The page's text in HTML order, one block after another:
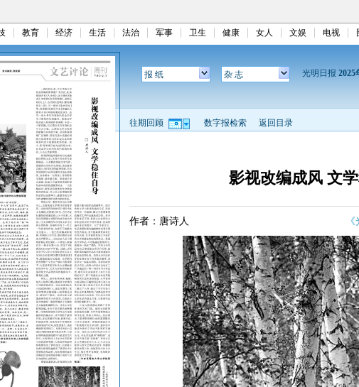
教育 经济 生活 法治 军事 卫生 健康 女人 文娱 电视
报 纸 杂 志 光明日报 2025
往期回顾 数字报检索 返回目录
影视改编成风 文
作者：唐诗人